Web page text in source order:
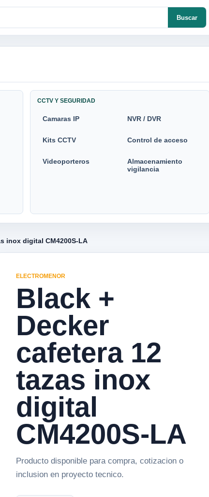
Buscar
CCTV Y SEGURIDAD
Camaras IP NVR / DVR
Kits CCTV Control de acceso
Videoporteros
Almacenamiento
vigilancia
inox digital CM4200S-LA
ELECTROMENOR
Black +
Decker
cafetera 12
tazas inox
digital
CM4200S-LA
Producto disponible para compra, cotizacion o
inclusion en proyecto tecnico.